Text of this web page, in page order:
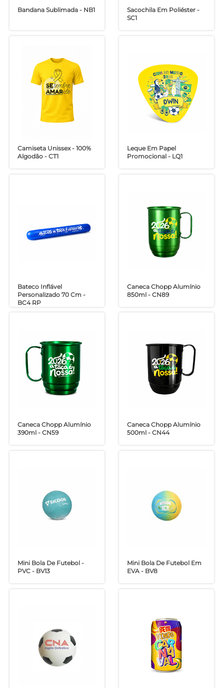
Bandana Sublimada - NB1
Sacochila Em Poliéster -
SC1
Camiseta Unissex - 100%
Algodão - CT1
Leque Em Papel
Promocional - LQ1
Bateco Inflável
Personalizado 70 Cm -
BC4 RP
Caneca Chopp Alumínio
850ml - CN89
Caneca Chopp Alumínio
390ml - CN59
Caneca Chopp Alumínio
500ml - CN44
Mini Bola De Futebol -
PVC - BV13
Mini Bola De Futebol Em
EVA - BV8